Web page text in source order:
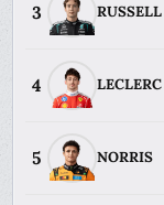
3 RUSSELL
4 LECLERC
5 NORRIS